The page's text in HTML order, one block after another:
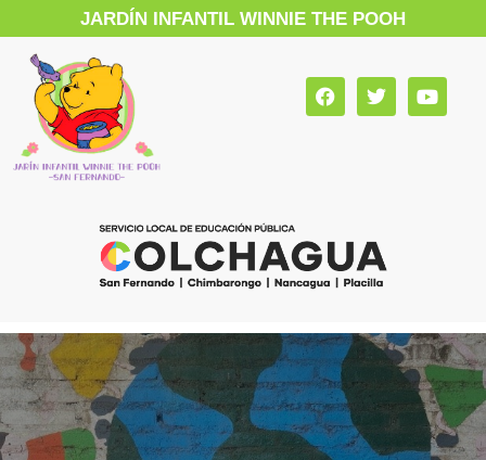
JARDÍN INFANTIL WINNIE THE POOH